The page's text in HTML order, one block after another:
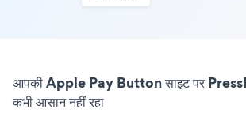
आपकी Apple Pay Button साइट पर
कभी आसान नहीं रहा